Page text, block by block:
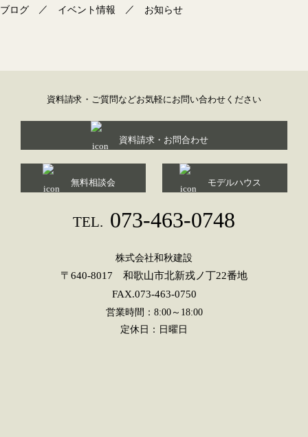
ナ
ブログ ／ イベント情報 ／ お知らせ
資料請求・ご質問などお気軽にお問い合わせください
資料請求・お問合わせ
無料相談会 モデルハウス
TEL. 073-463-0748
株式会社和秋建設
〒640-8017 和歌山市北新戎ノ丁22番地
FAX.073-463-0750
営業時間：8:00～18:00
定休日：日曜日